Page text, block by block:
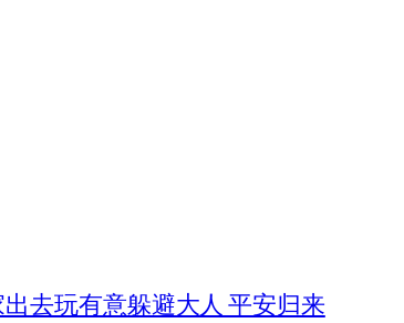
去玩有意躲避大人 平安归来